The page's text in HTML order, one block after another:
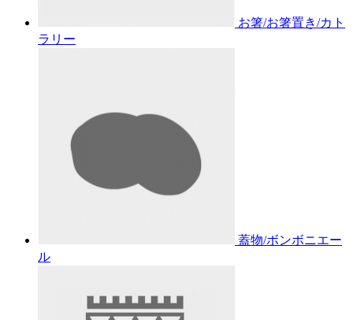
お箸/お箸置き/カト
ラリー
蓋物/ボンボニエー
ル